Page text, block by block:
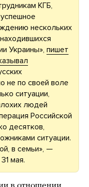
КГБ,
нескольких
Украины», пишет
не по своей воле
ситуации,
людей
Российской
десятков,
ситуации.
в семьи», —
мая.